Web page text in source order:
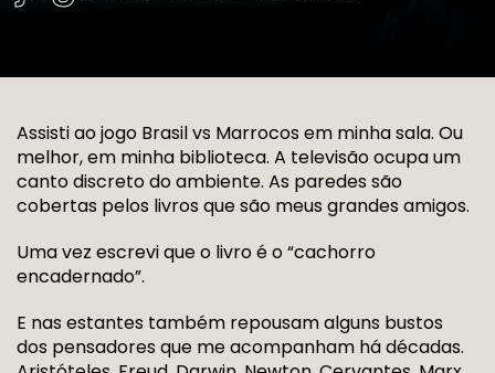
Assisti ao jogo Brasil vs Marrocos em minha sala. Ou
melhor, em minha biblioteca. A televisão ocupa um
canto discreto do ambiente. As paredes são
cobertas pelos livros que são meus grandes amigos.
Uma vez escrevi que o livro é o “cachorro
encadernado”.
E nas estantes também repousam alguns bustos
dos pensadores que me acompanham há décadas.